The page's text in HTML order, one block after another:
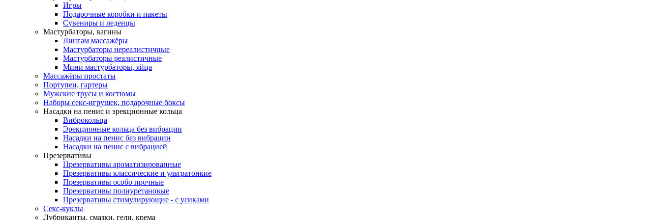
Игры
Подарочные коробки и пакеты
Сувениры и леденцы
Мастурбаторы, вагины
Лингам массажёры
Мастурбаторы нереалистичные
Мастурбаторы реалистичные
Мини мастурбаторы, яйца
Массажёры простаты
Портупеи, гартеры
Мужские трусы и костюмы
Наборы секс-игрушек, подарочные боксы
Насадки на пенис и эрекционные кольца
Виброкольца
Эрекционные кольца без вибрации
Насадки на пенис без вибрации
Насадки на пенис с вибрацией
Презервативы
Презервативы ароматизированные
Презервативы классические и ультратонкие
Презервативы особо прочные
Презервативы полиуретановые
Презервативы стимулирующие - с усиками
Секс-куклы
Лубриканты, смазки, гели, крема